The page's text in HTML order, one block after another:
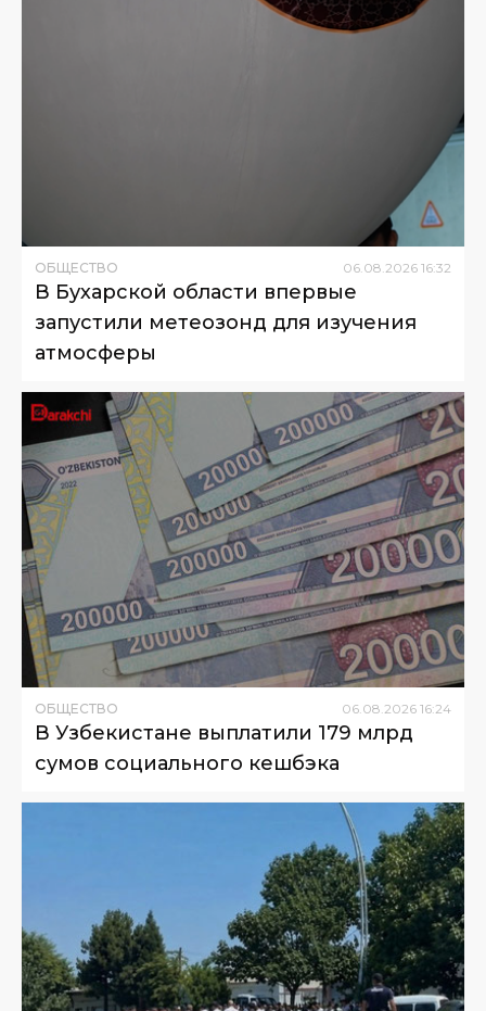
ОБЩЕСТВО 06 08 2026 16:32
В Бухарской области впервые
запустили метеозонд для изучения
атмосферы
ОБЩЕСТВО 06 08 2026 16:24
В Узбекистане выплатили 179 млрд
сумов социального кешбэка